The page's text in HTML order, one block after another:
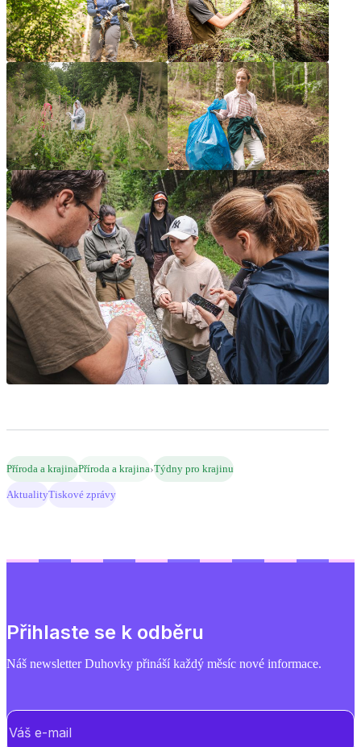
Příroda a krajinaPříroda a krajina›Týdny pro krajinu
AktualityTiskové zprávy
Přihlaste se k odběru
Náš newsletter Duhovky přináší každý měsíc nové informace.
E-mail